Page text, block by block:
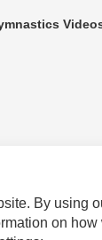
By using
on